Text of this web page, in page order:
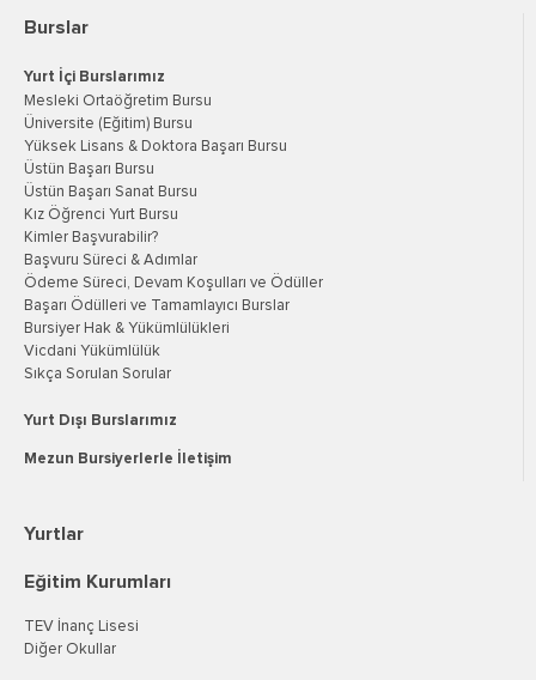
Burslar
Yurt İçi Burslarımız
Mesleki Ortaöğretim Bursu
Üniversite (Eğitim) Bursu
Yüksek Lisans & Doktora Başarı Bursu
Üstün Başarı Bursu
Üstün Başarı Sanat Bursu
Kız Öğrenci Yurt Bursu
Kimler Başvurabilir?
Başvuru Süreci & Adımlar
Ödeme Süreci, Devam Koşulları ve Ödüller
Başarı Ödülleri ve Tamamlayıcı Burslar
Bursiyer Hak & Yükümlülükleri
Vicdani Yükümlülük
Sıkça Sorulan Sorular
Yurt Dışı Burslarımız
Mezun Bursiyerlerle İletişim
Yurtlar
Eğitim Kurumları
TEV İnanç Lisesi
Diğer Okullar